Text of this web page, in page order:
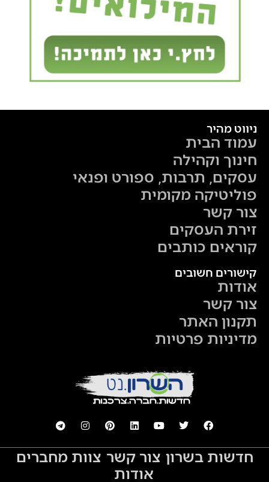
ניווט מהיר
עמוד הבית
חינוך וקהילה
עסקים, תרבות, ספורט ופנאי
פוליטיקה מקומית
צור קשר
זירת העסקים
קוראים כותבים
קישורים חשובים
אודות
צור קשר
תקנון האתר
מדיניות פרטיות
חדשות בשרון צור קשר צוות מחברים
אודות